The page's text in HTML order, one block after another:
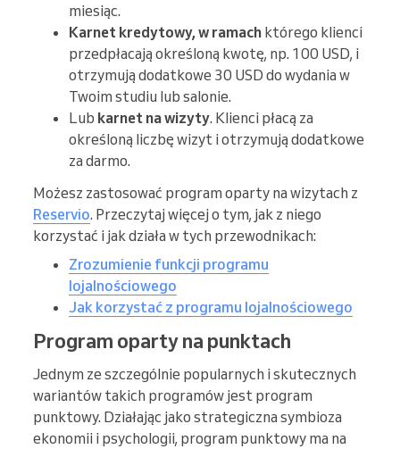
miesiąc.
Karnet kredytowy, w ramach którego klienci
przedpłacają określoną kwotę, np. 100 USD, i
otrzymują dodatkowe 30 USD do wydania w
Twoim studiu lub salonie.
Lub karnet na wizyty. Klienci płacą za
określoną liczbę wizyt i otrzymują dodatkowe
za darmo.
Możesz zastosować program oparty na wizytach z
Reservio. Przeczytaj więcej o tym, jak z niego
korzystać i jak działa w tych przewodnikach:
Zrozumienie funkcji programu
lojalnościowego
Jak korzystać z programu lojalnościowego
Program oparty na punktach
Jednym ze szczególnie popularnych i skutecznych
wariantów takich programów jest program
punktowy. Działając jako strategiczna symbioza
ekonomii i psychologii, program punktowy ma na